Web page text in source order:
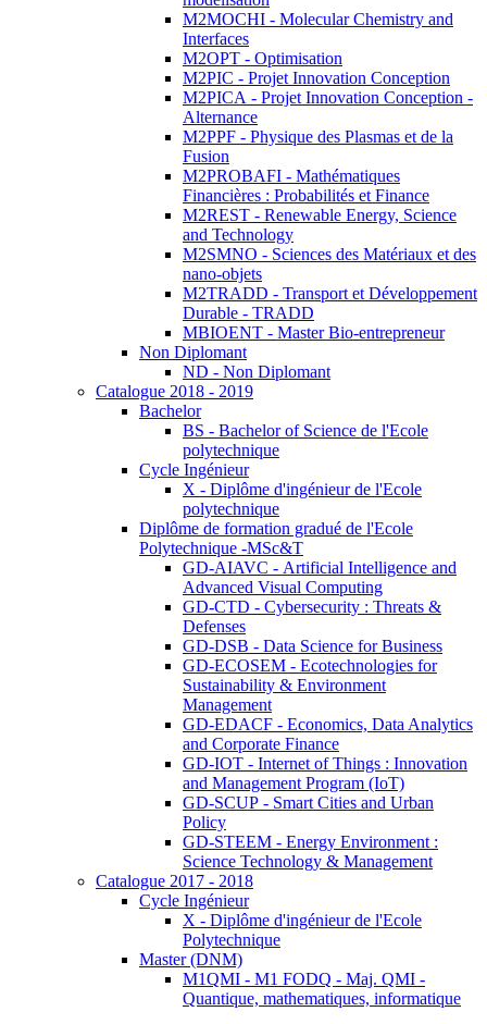
M2MOCHI - Molecular Chemistry and
Interfaces
M2OPT - Optimisation
M2PIC - Projet Innovation Conception
M2PICA - Projet Innovation Conception -
Alternance
M2PPF - Physique des Plasmas et de la
Fusion
M2PROBAFI - Mathématiques
Financières : Probabilités et Finance
M2REST - Renewable Energy, Science
and Technology
M2SMNO - Sciences des Matériaux et des
nano-objets
M2TRADD - Transport et Développement
Durable - TRADD
MBIOENT - Master Bio-entrepreneur
Non Diplomant
ND - Non Diplomant
Catalogue 2018 - 2019
Bachelor
BS - Bachelor of Science de l'Ecole
polytechnique
Cycle Ingénieur
X - Diplôme d'ingénieur de l'Ecole
polytechnique
Diplôme de formation gradué de l'Ecole
Polytechnique -MSc&T
GD-AIAVC - Artificial Intelligence and
Advanced Visual Computing
GD-CTD - Cybersecurity : Threats &
Defenses
GD-DSB - Data Science for Business
GD-ECOSEM - Ecotechnologies for
Sustainability & Environment
Management
GD-EDACF - Economics, Data Analytics
and Corporate Finance
GD-IOT - Internet of Things : Innovation
and Management Program (IoT)
GD-SCUP - Smart Cities and Urban
Policy
GD-STEEM - Energy Environment :
Science Technology & Management
Catalogue 2017 - 2018
Cycle Ingénieur
X - Diplôme d'ingénieur de l'Ecole
Polytechnique
Master (DNM)
M1QMI - M1 FODQ - Maj. QMI -
Quantique, mathematiques, informatique